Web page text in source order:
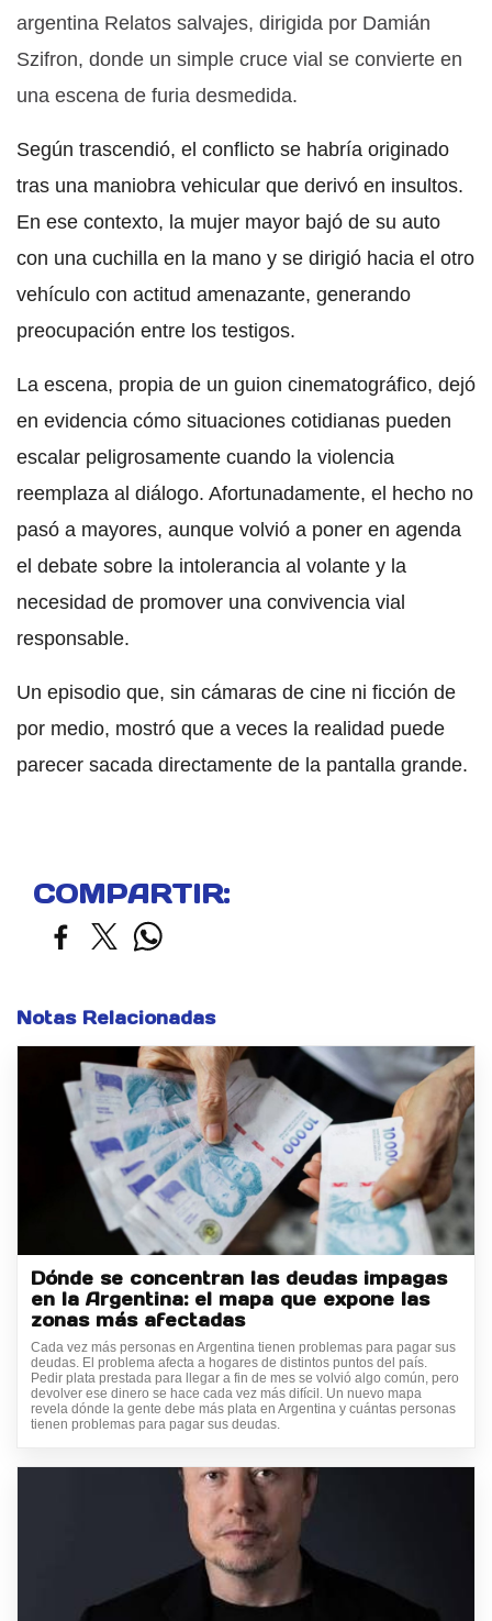
argentina Relatos salvajes, dirigida por Damián
Szifron, donde un simple cruce vial se convierte en
una escena de furia desmedida.
Según trascendió, el conflicto se habría originado
tras una maniobra vehicular que derivó en insultos.
En ese contexto, la mujer mayor bajó de su auto
con una cuchilla en la mano y se dirigió hacia el otro
vehículo con actitud amenazante, generando
preocupación entre los testigos.
La escena, propia de un guion cinematográfico, dejó
en evidencia cómo situaciones cotidianas pueden
escalar peligrosamente cuando la violencia
reemplaza al diálogo. Afortunadamente, el hecho no
pasó a mayores, aunque volvió a poner en agenda
el debate sobre la intolerancia al volante y la
necesidad de promover una convivencia vial
responsable.
Un episodio que, sin cámaras de cine ni ficción de
por medio, mostró que a veces la realidad puede
parecer sacada directamente de la pantalla grande.
COMPARTIR:
Notas Relacionadas
Dónde se concentran las deudas impagas
en la Argentina: el mapa que expone las
zonas más afectadas
Cada vez más personas en Argentina tienen problemas para pagar sus
deudas. El problema afecta a hogares de distintos puntos del país.
Pedir plata prestada para llegar a fin de mes se volvió algo común, pero
devolver ese dinero se hace cada vez más difícil. Un nuevo mapa
revela dónde la gente debe más plata en Argentina y cuántas personas
tienen problemas para pagar sus deudas.